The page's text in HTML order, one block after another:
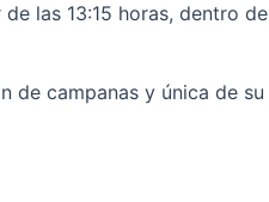
las 13:15 horas,
de campanas y única de